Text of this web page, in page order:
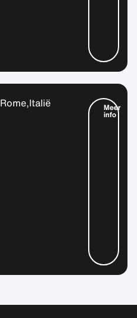
Rome,Italië Meer
info